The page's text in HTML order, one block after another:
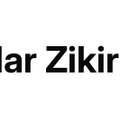
Zikir